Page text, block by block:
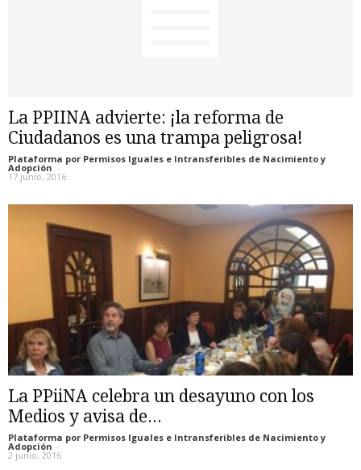
La PPIINA advierte: ¡la reforma de
Ciudadanos es una trampa peligrosa!
Plataforma por Permisos Iguales e Intransferibles de Nacimiento y
Adopción -
17 junio, 2016
La PPiiNA celebra un desayuno con los
Medios y avisa de...
Plataforma por Permisos Iguales e Intransferibles de Nacimiento y
Adopción -
2 junio, 2016